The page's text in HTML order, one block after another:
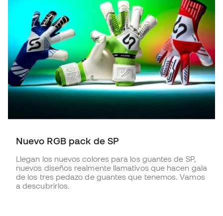
Nuevo RGB pack de SP
Llegan los nuevos colores para los guantes de SP,
nuevos diseños realmente llamativos que hacen gala
de los tres pedazo de guantes que tenemos. Vamos
a descubrirlos.